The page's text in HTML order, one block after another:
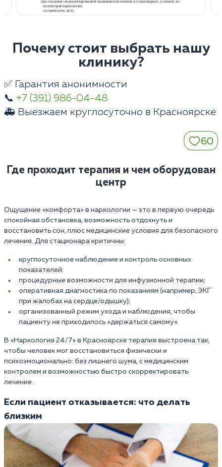
Почему стоит выбрать нашу
клинику?
✅ Гарантия анонимности
📞 +7 (391) 986-04-48
🚑 Выезжаем круглосуточно в Красноярске
60
Где проходит терапия и чем оборудован
центр
Ощущение «комфорта» в наркологии — это в первую очередь
спокойная обстановка, возможность отдохнуть и
восстановить сон, плюс медицинские условия для безопасного
лечения. Для стационара критичны:
круглосуточное наблюдение и контроль основных
показателей;
процедурные возможности для инфузионной терапии;
оперативная диагностика по показаниям (например, ЭКГ
при жалобах на сердце/одышку);
организованный режим ухода и наблюдения, чтобы
пациенту не приходилось «держаться самому».
В «Наркология 24/7» в Красноярске терапия выстроена так,
чтобы человек мог восстановиться физически и
психоэмоционально: без лишнего шума, с медицинским
контролем и возможностью быстро скорректировать
лечение.
Если пациент отказывается: что делать
близким